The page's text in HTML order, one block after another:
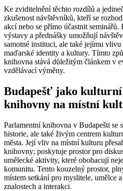
Ke zviditelnění těchto rozdílů a
zkušenost návštěvníků, kteří se
akcí nebo se přímo účastnit seminářů.
výstavy a přednášky umožňují
samotné instituci, ale také jejímu
maďarské identity a kultury. Tímto
knihovna stává důležitým článkem v
vzdělávací výměny.
Budapešť jako
knihovny na místní
Parlamentní knihovna v Budapešti se
historie, ale také živým centrem
města. Její vliv na místní kulturu
knihovny; poskytuje prostor pro
umělecké aktivity, které obohacují
komunitu. Tento kouzelný prostor,
místem setkání pro myslitele, umělce
znalostech a interakci.